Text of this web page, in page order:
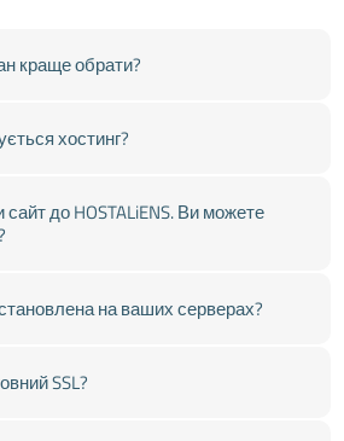
краще обрати?
хостинг?
до HOSTALiENS. Ви можете
на ваших серверах?
SSL?